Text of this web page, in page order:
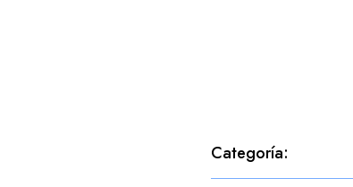
Categoría: